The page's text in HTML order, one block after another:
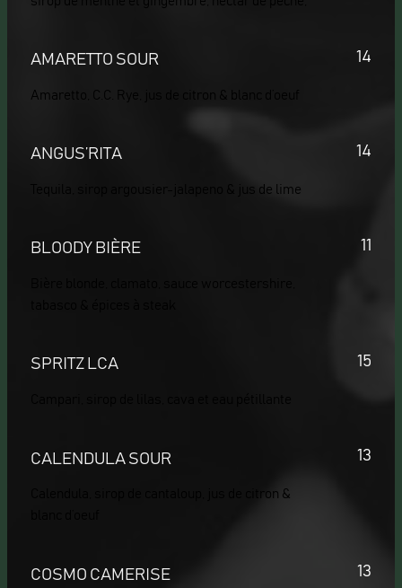
AMARETTO SOUR
Amaretto, C.C. Rye, jus de citron & blanc d’oeuf
14
ANGUS’RITA
Tequila, sirop argousier-jalapeno & jus de lime
14
BLOODY BIÈRE 11
SPRITZ LCA 15
CALENDULA SOUR
Calendula, sirop de cantaloup, jus de citron &
13
COSMO CAMERISE 13